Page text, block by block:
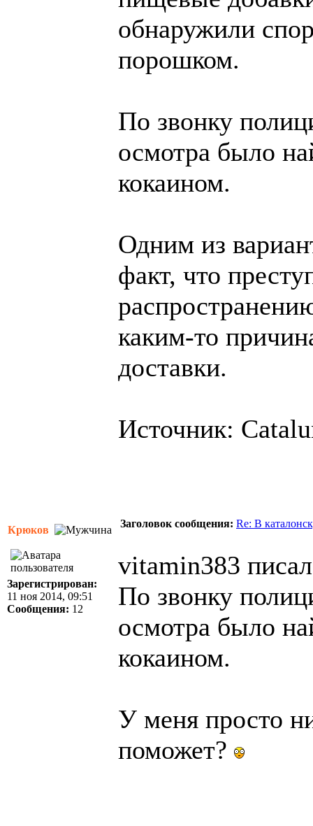
обнаружили
порошком.
По звонку
осмотра было
кокаином.
Одним из
факт, что
каким-то
доставки.
Источник:
Крюков
Заголовок сообщения: Re: В
Зарегистрирован:
11 ноя 2014, 09:51
Сообщения: 12
vitamin383
По звонку
осмотра было
кокаином.
У меня просто
поможет?